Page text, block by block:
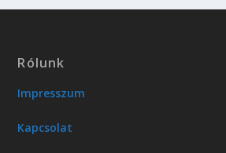
Rólunk
Impresszum
Kapcsolat